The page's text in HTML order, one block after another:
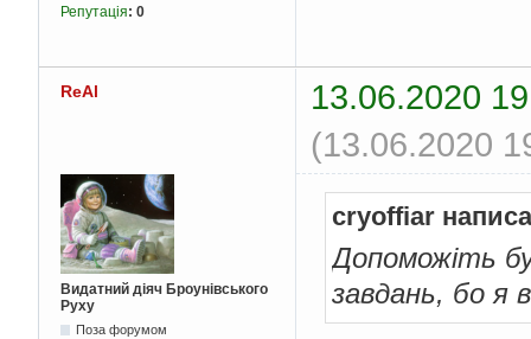
Репутація: 0
ReAl
13.06.2020
(13.06.2020
Видатний діяч Броунівського
Руху
Поза форумом
cryoffiar
Допоможіть
завдань, бо я